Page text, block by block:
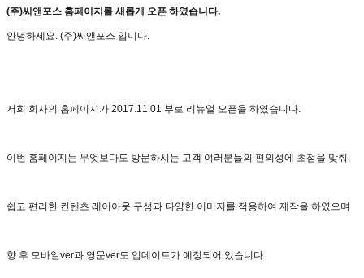
(주)씨앤포스 홈페이지를 새롭게 오픈 하였습니다.
안녕하세요. (주)씨앤포스 입니다.
저희 회사의 홈페이지가 2017.11.01 부로 리뉴얼 오픈을 하였습니다.
이번 홈페이지는 무엇보다도 방문하시는 고객 여러분들의 편의성에 초점을 맞춰,
쉽고 편리한 컨텐츠 레이아웃 구성과 다양한 이미지를 적용하여 제작을 하였으며
향 후 모바일ver과 영문ver도 업데이트가 예정되어 있습니다.